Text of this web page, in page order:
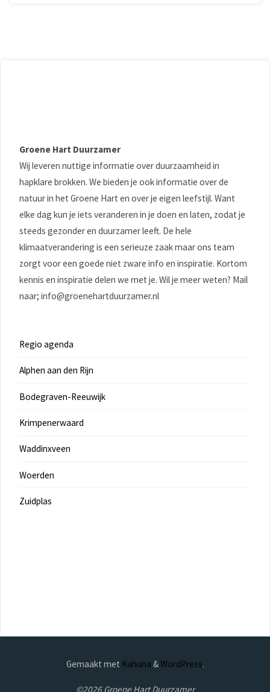
Groene Hart Duurzamer
Wij leveren nuttige informatie over duurzaamheid in
hapklare brokken. We bieden je ook informatie over de
natuur in het Groene Hart en over je eigen leefstijl. Want
elke dag kun je iets veranderen in je doen en laten, zodat je
steeds gezonder en duurzamer leeft. De hele
klimaatverandering is een serieuze zaak maar ons team
zorgt voor een goede niet zware info en inspiratie. Kortom
kennis en inspiratie delen we met je. Wil je meer weten? Mail
naar; info@groenehartduurzamer.nl
Regio agenda
Alphen aan den Rijn
Bodegraven-Reeuwijk
Krimpenerwaard
Waddinxveen
Woerden
Zuidplas
Gemaakt met Kahuna &WordPress.
©2026 Groene Hart Duurzamer